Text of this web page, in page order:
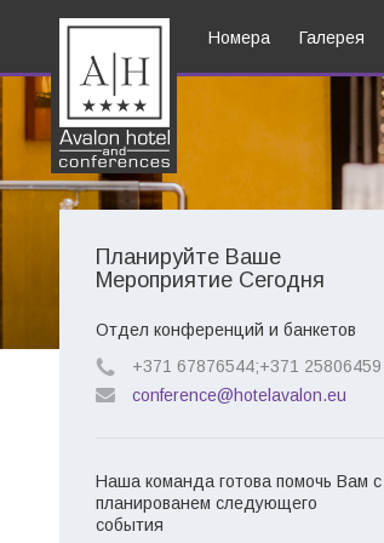
Номера Галерея
Планируйте Ваше
Мероприятие Сегодня
Отдел конференций и банкетов
+371 67876544;+371 25806459
conference@hotelavalon.eu
Наша команда готова помочь Вам с
планированем следующего
события